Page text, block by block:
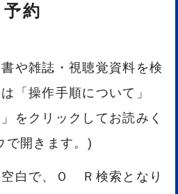
約
や雑誌・視聴覚資料を検
「操作手順について」
をクリックしてお読みく
で開きます。)
白で、Ｏ Ｒ検索となり